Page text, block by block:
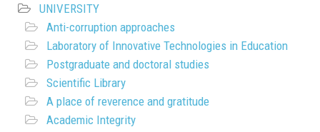
UNIVERSITY
Anti-corruption approaches
Laboratory of Innovative Technologies in Education
Postgraduate and doctoral studies
Scientific Library
A place of reverence and gratitude
Academic Integrity